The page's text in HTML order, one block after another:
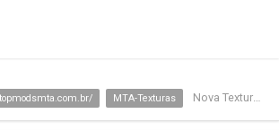
MTA-Texturas Nova Textura na Praia Toda MTA:SA